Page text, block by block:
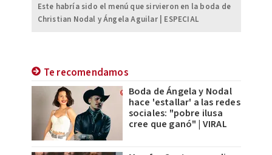
Este habría sido el menú que sirvieron en la boda de
Christian Nodal y Ángela Aguilar | ESPECIAL
Te recomendamos
Boda de Ángela y Nodal
hace 'estallar' a las redes
sociales: "pobre ilusa
cree que ganó" | VIRAL